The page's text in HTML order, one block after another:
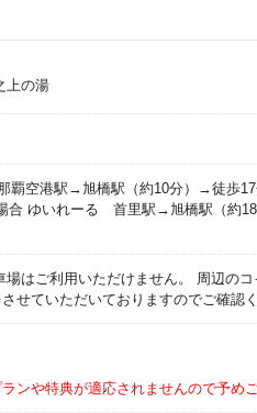
上の湯
覇空港駅→旭橋駅（約10分）→徒
合 ゆいれーる 首里駅→旭橋駅（約
場はご利用いただけません。 周辺の
せていただいておりますのでご確認く
ンや特典が適応されませんので予めご